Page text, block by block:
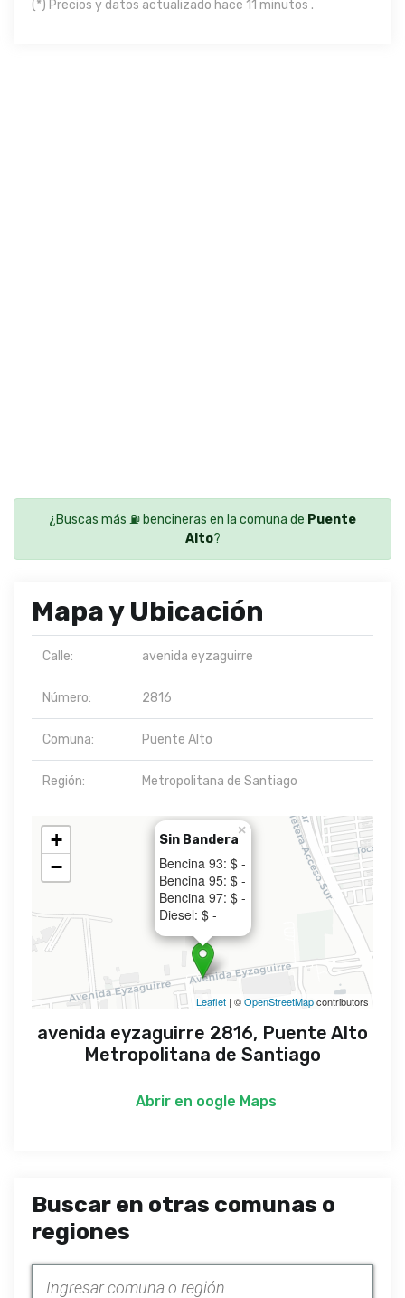
(*) Precios y datos actualizado hace 11 minutos .
¿Buscas más ⛽ bencineras en la comuna de Puente
Alto?
Mapa y Ubicación
Calle: avenida eyzaguirre
Número: 2816
Comuna: Puente Alto
Región: Metropolitana de Santiago
Sin Bandera
Bencina 93: $ -
Bencina 95: $ -
Bencina 97: $ -
Diesel: $ -
×
+
−
Leaflet | ©OpenStreetMapcontributors
avenida eyzaguirre 2816, Puente Alto
Metropolitana de Santiago
Abrir en oogle Maps
Buscar en otras comunas o
regiones